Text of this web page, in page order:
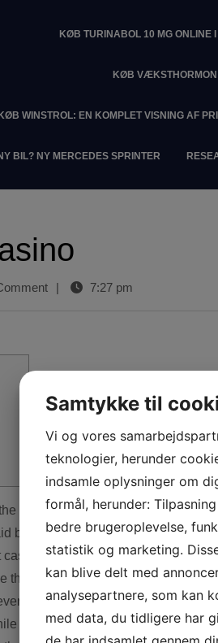
KØB TURINABOL 10 MG ONLINE
KØB
WINSTROL: EN KOMPLET VISNING AF
BIL? NY MERCEDES SPRINTER
| 7:27 pm
back. Considering our look and
money-wise. However, this
the a whole.In the Gambling
few days i upgrade this site on
you are prepared to make the
Samtykke til
Vi og vores
teknologier, herunder
indsamle oplysninger om
formål, herunder:
bedre brugeroplevelse,
statistik og marketing.
kan blive delt med
analysepartnere, som kan
med data, du tidligere har